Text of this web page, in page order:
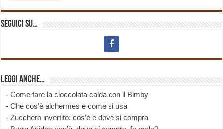
Seguici su…
Leggi anche…
-Come fare la cioccolata calda con il Bimby
-Che cos’è alchermes e come si usa
-Zucchero invertito: cos’è e dove si compra